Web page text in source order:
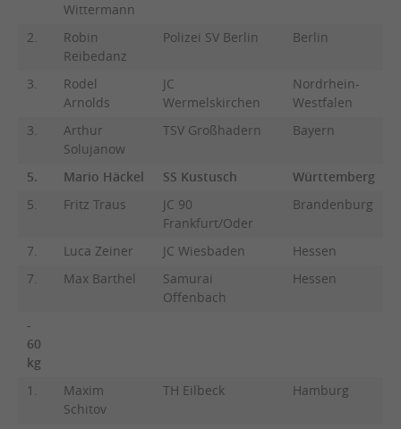
Wittermann
2.
Robin
Reibedanz
Polizei SV Berlin Berlin
3.
Rodel
Arnolds
JC
Wermelskirchen
Nordrhein-
Westfalen
3.
Arthur
Solujanow
TSV Großhadern Bayern
5. Mario Häckel SS Kustusch
Württemberg
5.
Fritz Traus
JC 90
Frankfurt/Oder
Brandenburg
7. Luca Zeiner JC Wiesbaden
Hessen
7.
Max Barthel
Samurai
Offenbach
Hessen
-
60
kg
1.
Maxim
Schitov
TH Eilbeck Hamburg